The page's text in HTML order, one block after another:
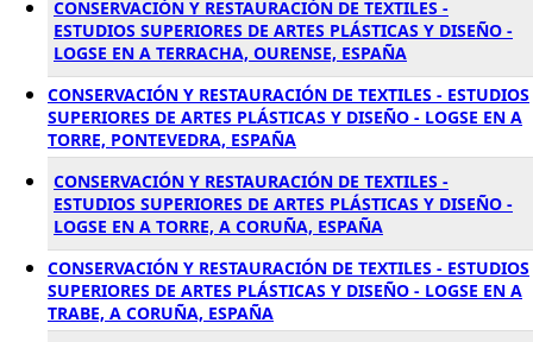
CONSERVACIÓN Y RESTAURACIÓN DE TEXTILES -
ESTUDIOS SUPERIORES DE ARTES PLÁSTICAS Y DISEÑO -
LOGSE EN A TERRACHA, OURENSE, ESPAÑA
CONSERVACIÓN Y RESTAURACIÓN DE TEXTILES - ESTUDIOS
SUPERIORES DE ARTES PLÁSTICAS Y DISEÑO - LOGSE EN A
TORRE, PONTEVEDRA, ESPAÑA
CONSERVACIÓN Y RESTAURACIÓN DE TEXTILES -
ESTUDIOS SUPERIORES DE ARTES PLÁSTICAS Y DISEÑO -
LOGSE EN A TORRE, A CORUÑA, ESPAÑA
CONSERVACIÓN Y RESTAURACIÓN DE TEXTILES - ESTUDIOS
SUPERIORES DE ARTES PLÁSTICAS Y DISEÑO - LOGSE EN A
TRABE, A CORUÑA, ESPAÑA